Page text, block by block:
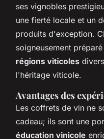
ses vignobles
une fierté locale et un
produits d'exception.
soigneusement
régions viticoles
l'héritage viticole.
Avantages des
Les coffrets de vin ne
cadeau; ils sont une
éducation vinicole